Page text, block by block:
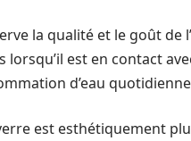
la qualité et le goût de
lorsqu’il est en contact
d’eau
est esthétiquement